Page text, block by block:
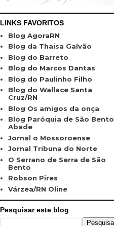
LINKS FAVORITOS
Blog AgoraRN
Blog da Thaisa Galvão
Blog do Barreto
Blog do Marcos Dantas
Blog do Paulinho Filho
Blog do Wallace Santa
Cruz/RN
Blog Os amigos da onça
Blog Paróquia de São Bento
Abade
Jornal o Mossoroense
Jornal Tribuna do Norte
O Serrano de Serra de São
Bento
Robson Pires
Várzea/RN Oline
Pesquisar este blog